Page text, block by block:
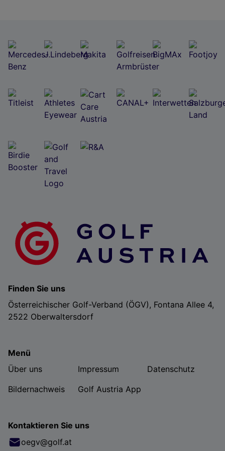
Finden Sie uns
Österreichischer Golf-Verband (ÖGV), Fontana Allee 4,
2522 Oberwaltersdorf
Menü
Über uns
Impressum
Datenschutz
Bildernachweis
Golf Austria App
Kontaktieren Sie uns
oegv@golf.at
Verwendung genauer Standortdaten. Endgeräteeigenschaften zur Identifikation
aktiv abfragen. Speichern von oder Zugriff auf Informationen auf einem
Endgerät. Personalisierte Werbung und Inhalte, Messung von Werbeleistung
und der Performance von Inhalten, Zielgruppenforschung sowie Entwicklung